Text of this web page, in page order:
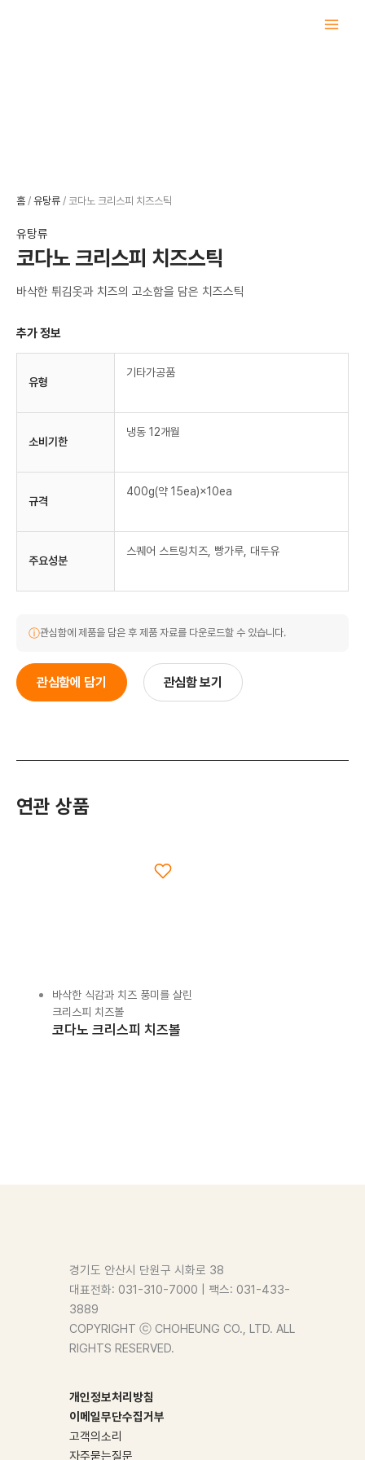
홈 / 유탕류 / 코다노 크리스피 치즈스틱
유탕류
코다노 크리스피 치즈스틱
바삭한 튀김옷과 치즈의 고소함을 담은 치즈스틱
추가 정보
유형
기타가공품
소비기한
냉동 12개월
규격
400g(약 15ea)×10ea
주요성분
스퀘어 스트링치즈, 빵가루, 대두유
ⓘ관심함에 제품을 담은 후 제품 자료를 다운로드할 수 있습니다.
관심함에 담기 관심함 보기
연관 상품
바삭한 식감과 치즈 풍미를 살린
크리스피 치즈볼
코다노 크리스피 치즈볼
경기도 안산시 단원구 시화로 38
대표전화: 031-310-7000 | 팩스: 031-433-
3889
COPYRIGHT ⓒ CHOHEUNG CO., LTD. ALL
RIGHTS RESERVED.
개인정보처리방침
이메일무단수집거부
고객의소리
자주묻는질문